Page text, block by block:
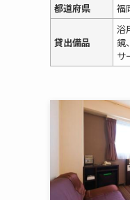
都道府県
福
貸出備品
浴
鏡
サ